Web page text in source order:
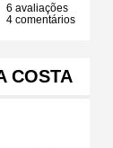
6 avaliações
4 comentários
COSTA